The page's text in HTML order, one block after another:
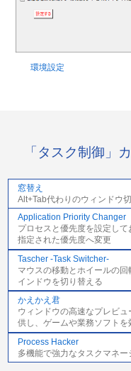
環境設定
「タスク制御」
窓替え
Alt+Tab代わりのウィンドウ
Application Priority Changer
プロセスと優先度を設定し
指定された優先度へ変更
Tascher -Task Switcher-
マウスの移動とホイールの
インドウを切り替える
かえかえ君
ウィンドウの高速なプレビ
供し、ゲームや業務ソフトを
Process Hacker
多機能で強力なタスクマネー